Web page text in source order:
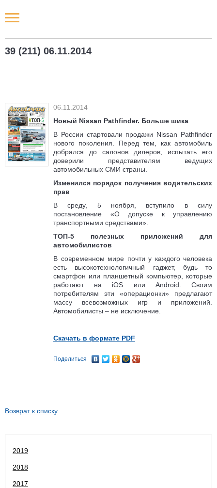
39 (211) 06.11.2014
06.11.2014
Новый Nissan Pathfinder. Больше шика
В России стартовали продажи Nissan Pathfinder
нового поколения. Перед тем, как автомобиль
добрался до салонов дилеров, испытать его
доверили представителям ведущих
автомобильных СМИ страны.
Изменился порядок получения водительских
прав
В среду, 5 ноября, вступило в силу
постановление «О допуске к управлению
транспортными средствами».
ТОП-5 полезных приложений для
автомобилистов
В современном мире почти у каждого человека
есть высокотехнологичный гаджет, будь то
смартфон или планшетный компьютер, которые
работают на iOS или Android. Своим
потребителям эти «операционки» предлагают
массу всевозможных игр и приложений.
Автомобилисты – не исключение.
Скачать в формате PDF
Поделиться
Возврат к списку
2019
2018
2017
Новости РФ
Наши мероприятия
Статьи